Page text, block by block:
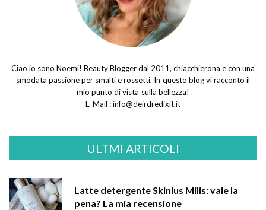
Ciao io sono Noemi! Beauty Blogger dal 2011, chiacchierona e con una
smodata passione per smalti e rossetti. In questo blog vi racconto il
mio punto di vista sulla bellezza!
E-Mail :info@deirdredixit.it
ULTMI ARTICOLI
Latte detergente Skinius Milis: vale la
pena? La mia recensione